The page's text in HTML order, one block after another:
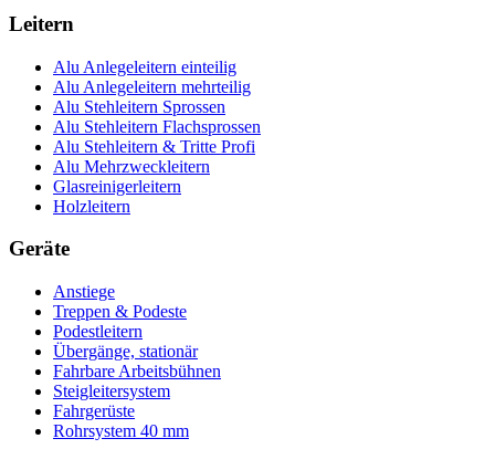
Leitern
Alu Anlegeleitern einteilig
Alu Anlegeleitern mehrteilig
Alu Stehleitern Sprossen
Alu Stehleitern Flachsprossen
Alu Stehleitern & Tritte Profi
Alu Mehrzweckleitern
Glasreinigerleitern
Holzleitern
Geräte
Anstiege
Treppen & Podeste
Podestleitern
Übergänge, stationär
Fahrbare Arbeitsbühnen
Steigleitersystem
Fahrgerüste
Rohrsystem 40 mm